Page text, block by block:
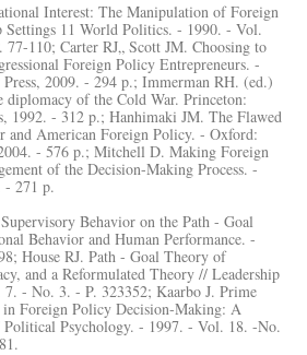
Interest: The Manipulation of Foreign
Settings 11 World Politics. - 1990. - Vol.
110; Carter RJ„ Scott JM. Choosing to
Foreign Policy Entrepreneurs. -
2009. - 294 p.; Immerman RH. (ed.)
diplomacy of the Cold War. Princeton:
1992. - 312 p.; Hanhimaki JM. The Flawed
and American Foreign Policy. - Oxford:
- 576 p.; Mitchell D. Making Foreign
of the Decision-Making Process. -
- 271 p.
Behavior on the Path - Goal
Behavior and Human Performance. -
House RJ. Path - Goal Theory of
and a Reformulated Theory // Leadership
- No. 3. - P. 323352; Kaarbo J. Prime
Foreign Policy Decision-Making: A
Political Psychology. - 1997. - Vol. 18. -No.